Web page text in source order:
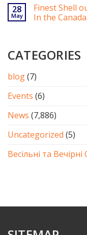
28
May
Finest Shell
In the
CATEGORIES
blog(7)
Events (6)
News (7,886)
Uncategorized (5)
Весільні та Вечірні